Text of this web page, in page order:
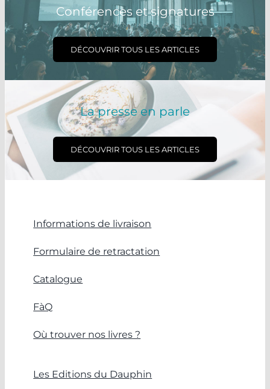
Conférences et signatures
DÉCOUVRIR TOUS LES ARTICLES
La presse en parle
DÉCOUVRIR TOUS LES ARTICLES
Informations de livraison
Formulaire de retractation
Catalogue
FàQ
Où trouver nos livres ?
Les Editions du Dauphin